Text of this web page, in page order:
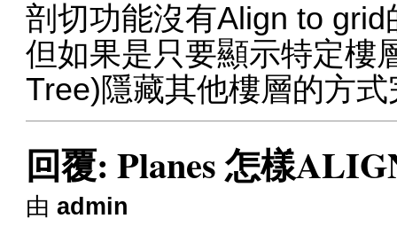
剖切功能沒有Align to grid
但如果是只要顯示特定樓
Tree)隱藏其他樓層的方式
回覆: Planes 怎樣
由admin